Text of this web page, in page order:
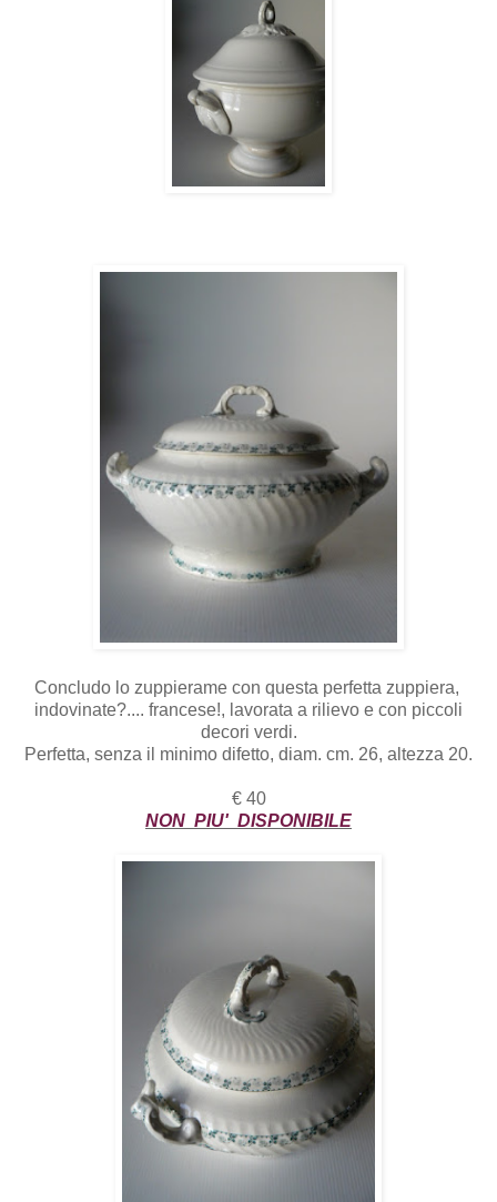
Concludo lo zuppierame con questa perfetta zuppiera,
indovinate?.... francese!, lavorata a rilievo e con piccoli
decori verdi.
Perfetta, senza il minimo difetto, diam. cm. 26, altezza 20.
€ 40
NON PIU' DISPONIBILE